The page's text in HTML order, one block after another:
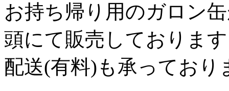
お持ち帰り用のガロン
頭にて販売しておりま
配送(有料)も承っており